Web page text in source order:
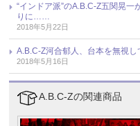
“インドア派”のA.B.C-Z五関晃
りに……
2018年5月22日
A.B.C-Z河合郁人、台本を無視
2018年5月16日
A.B.C-Zの関連商品